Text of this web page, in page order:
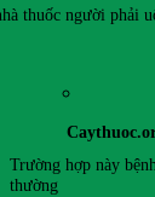
thuốc người phải
Trường hợp này
thường